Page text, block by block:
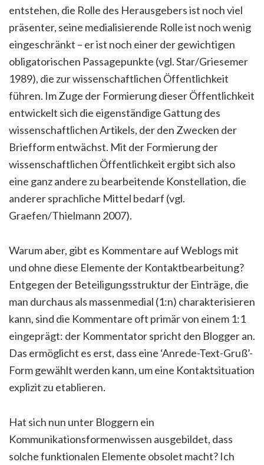
entstehen, die Rolle des Herausgebers ist noch viel
präsenter, seine medialisierende Rolle ist noch wenig
eingeschränkt – er ist noch einer der gewichtigen
obligatorischen Passagepunkte (vgl. Star/Griesemer
1989), die zur wissenschaftlichen Öffentlichkeit
führen. Im Zuge der Formierung dieser Öffentlichkeit
entwickelt sich die eigenständige Gattung des
wissenschaftlichen Artikels, der den Zwecken der
Briefform entwächst. Mit der Formierung der
wissenschaftlichen Öffentlichkeit ergibt sich also
eine ganz andere zu bearbeitende Konstellation, die
anderer sprachliche Mittel bedarf (vgl.
Graefen/Thielmann 2007).
Warum aber, gibt es Kommentare auf Weblogs mit
und ohne diese Elemente der Kontaktbearbeitung?
Entgegen der Beteiligungsstruktur der Einträge, die
man durchaus als massenmedial (1:n) charakterisieren
kann, sind die Kommentare oft primär von einem 1:1
eingeprägt: der Kommentator spricht den Blogger an.
Das ermöglicht es erst, dass eine ‘Anrede-Text-Gruß’-
Form gewählt werden kann, um eine Kontaktsituation
explizit zu etablieren.
Hat sich nun unter Bloggern ein
Kommunikationsformenwissen ausgebildet, dass
solche funktionalen Elemente obsolet macht? Ich